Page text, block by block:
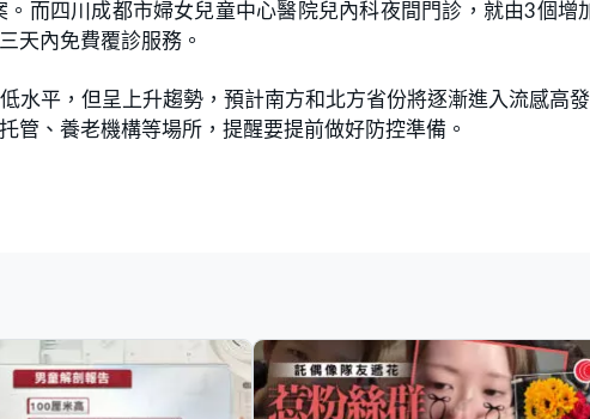
而四川成都市婦女兒童中心醫院兒內科夜間門診，就由3個增
天內免費覆診服務。
水平，但呈上升趨勢，預計南方和北方省份將逐漸進入流感高
管、養老機構等場所，提醒要提前做好防控準備。